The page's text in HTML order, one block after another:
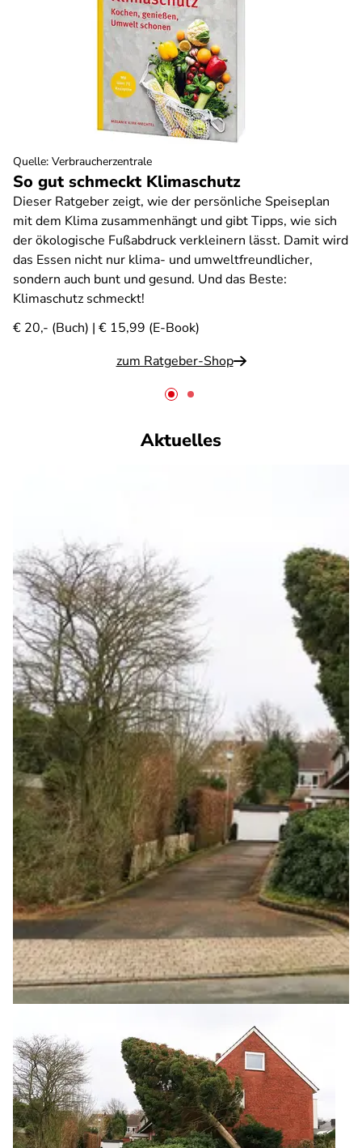
So gut schmeckt Klimaschutz
Dieser Ratgeber zeigt, wie der persönliche Speiseplan
mit dem Klima zusammenhängt und gibt Tipps, wie sich
der ökologische Fußabdruck verkleinern lässt. Damit wird
das Essen nicht nur klima- und umweltfreundlicher,
sondern auch bunt und gesund. Und das Beste:
Klimaschutz schmeckt!
€ 20,- (Buch) | € 15,99 (E-Book)
zum Ratgeber-Shop
Quelle: Verbraucherzentrale
Aktuelles